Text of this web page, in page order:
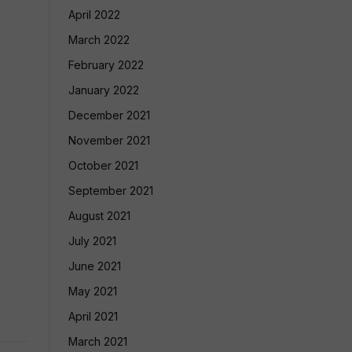
April 2022
March 2022
February 2022
January 2022
December 2021
November 2021
October 2021
September 2021
August 2021
July 2021
June 2021
May 2021
April 2021
March 2021